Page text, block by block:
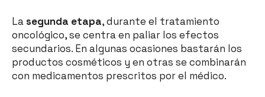
Lasegunda etapa, durante el tratamiento
oncológico, se centra en paliar los efectos
secundarios. En algunas ocasiones bastarán los
productos cosméticos y en otras se combinarán
con medicamentos prescritos por el médico.